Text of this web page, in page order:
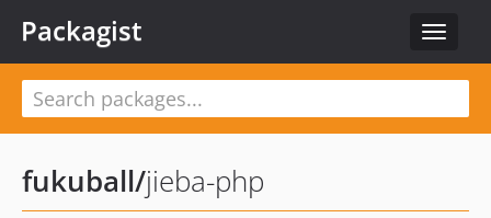
Toggle
Packagist
fukuball/jieba-php